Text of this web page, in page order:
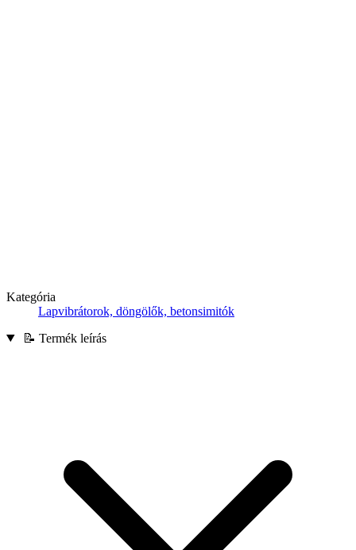
Kategória
Lapvibrátorok, döngölők, betonsimitók
📝 Termék leírás